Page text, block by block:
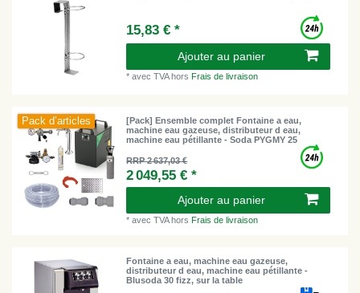
15,83 € *
Ajouter au panier
*avec TVAhorsFrais de livraison
Pack d’articles
[Pack] Ensemble complet Fontaine a eau,
machine eau gazeuse, distributeur d eau,
machine eau pétillante - Soda PYGMY 25
RRP 2 637,03 €
2 049,55 € *
Ajouter au panier
*avec TVAhorsFrais de livraison
Fontaine a eau, machine eau gazeuse,
distributeur d eau, machine eau pétillante -
Blusoda 30 fizz, sur la table